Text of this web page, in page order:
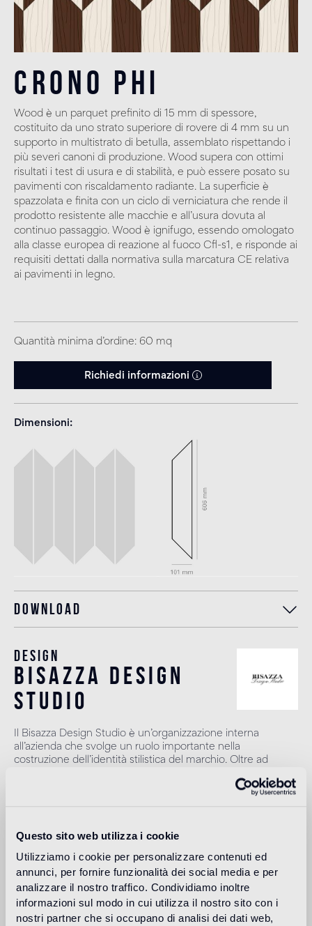
Questo sito web utilizza i cookie
Utilizziamo i cookie per personalizzare contenuti ed
annunci, per fornire funzionalità dei social media e per
analizzare il nostro traffico. Condividiamo inoltre
informazioni sul modo in cui utilizza il nostro sito con i
nostri partner che si occupano di analisi dei dati web,
Crono Phi
Wood è un parquet prefinito di 15 mm di spessore,
costituito da uno strato superiore di rovere di 4 mm su un
supporto in multistrato di betulla, assemblato rispettando i
più severi canoni di produzione. Wood supera con ottimi
risultati i test di usura e di stabilità, e può essere posato su
pavimenti con riscaldamento radiante. La superficie è
spazzolata e finita con un ciclo di verniciatura che rende il
prodotto resistente alle macchie e all’usura dovuta al
continuo passaggio. Wood è ignifugo, essendo omologato
alla classe europea di reazione al fuoco Cfl-s1, e risponde ai
requisiti dettati dalla normativa sulla marcatura CE relativa
ai pavimenti in legno.
Quantità minima d’ordine: 60 mq
Richiedi informazioni
Dimensioni
Download
Design
bisazza design
studio
Il Bisazza Design Studio è un’organizzazione interna
all’azienda che svolge un ruolo importante nella
costruzione dell’identità stilistica del marchio. Oltre ad
contribuisce ad ampliare l'offerta con proposte decorative
Destinazione d'uso
Pavimento interno